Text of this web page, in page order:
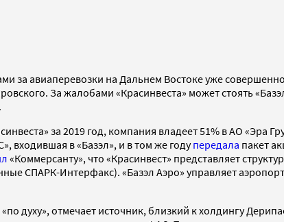
за авиаперевозки на Дальнем Востоке уже
За жалобами «Красинвеста» может стоять
за 2019 год, компания владеет 51% в АО «Эра
входившая в «Базэл», и в том же годупередала пакет
«Коммерсанту», что «Красинвест» представляет
СПАРК-Интерфакс). «Базэл Аэро» управляет
«по духу», отмечает источник, близкий к холдингу